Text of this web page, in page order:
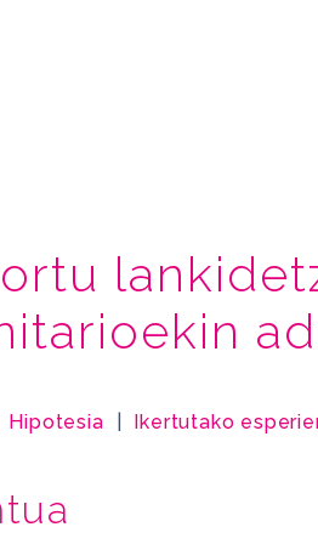
Hipotesia Ikertutako